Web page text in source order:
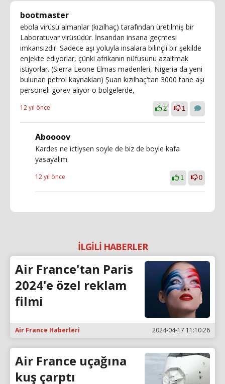
bootmaster
ebola virüsü almanlar (kızılhaç) tarafından üretilmiş bir
Laboratuvar virüsüdür. İnsandan insana geçmesi
imkansızdır. Sadece aşı yoluyla insalara bilinçli bir şekilde
enjekte ediyorlar, çünki afrikanın nüfusunu azaltmak
istiyorlar. (Sierra Leone Elmas madenleri, Nigeria da yeni
bulunan petrol kaynakları) Şuan kızılhaç'tan 3000 tane aşı
personeli görev alıyor o bölgelerde,
12 yıl önce 2 1
Aboooov
Kardes ne ictiysen soyle de biz de boyle kafa
yasayalim.
12 yıl önce 1 0
İLGİLİ HABERLER
Air France'tan Paris
2024'e özel reklam
filmi
Air France Haberleri 2024-04-17 11:10:26
Air France uçağına
kuş çarptı